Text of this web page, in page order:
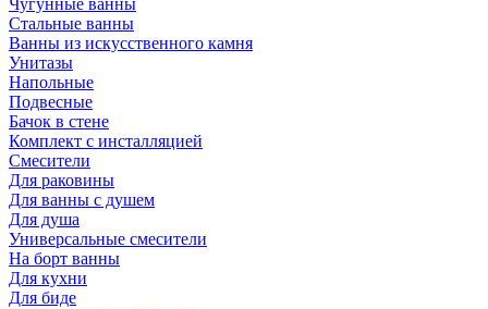
Чугунные ванны
Стальные ванны
Ванны из искусственного камня
Унитазы
Напольные
Подвесные
Бачок в стене
Комплект с инсталляцией
Смесители
Для раковины
Для ванны с душем
Для душа
Универсальные смесители
На борт ванны
Для кухни
Для биде